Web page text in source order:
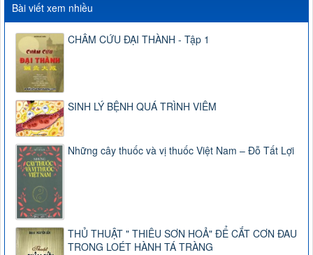
Bài viết xem nhiều
CHÂM CỨU ĐẠI THÀNH - Tập 1
SINH LÝ BỆNH QUÁ TRÌNH VIÊM
Những cây thuốc và vị thuốc Việt Nam – Đỗ Tất Lợi
THỦ THUẬT " THIÊU SƠN HOẢ" ĐỂ CẮT CƠN ĐAU
TRONG LOÉT HÀNH TÁ TRÀNG